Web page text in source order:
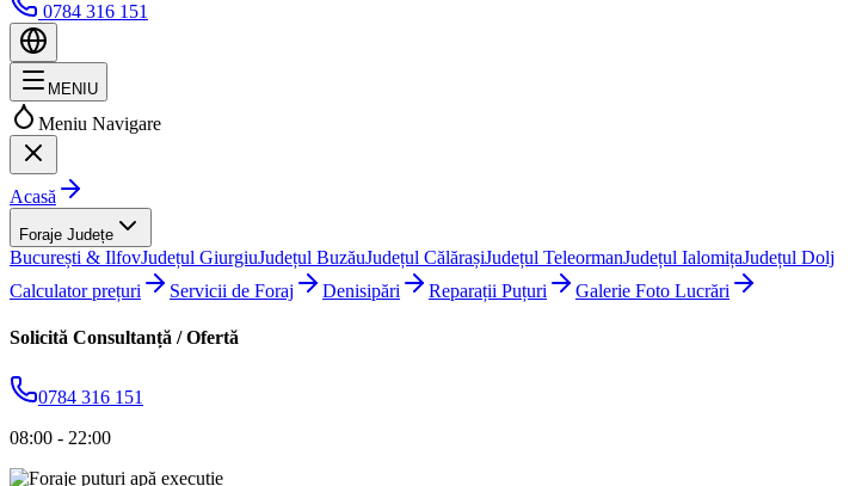
0784 316 151
MENIU
Meniu Navigare
Acasă
Foraje Județe
București & IlfovJudețul GiurgiuJudețul BuzăuJudețul CălărașiJudețul TeleormanJudețul IalomițaJudețul Dolj
Calculator prețuri
Servicii de Foraj Denisipări Reparații Puțuri Galerie Foto Lucrări
Solicită Consultanță / Ofertă
0784 316 151
08:00 - 22:00